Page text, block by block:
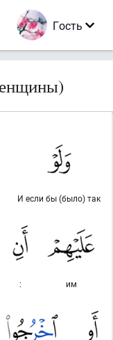
Гость
И если бы (было) так
им
: